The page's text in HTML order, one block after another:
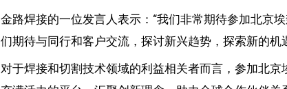
金路焊接的一位发言人表示：“我们非常期待参加北京
们期待与同行和客户交流，探讨新兴趋势，探索新的机
对于焊接和切割技术领域的利益相关者而言，参加北